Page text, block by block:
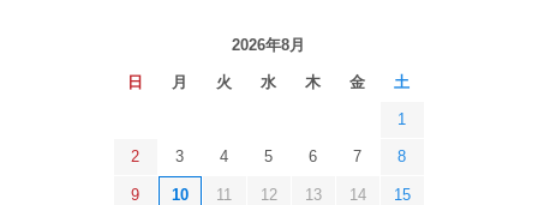
2026年8月
日 月 火 水 木 金 土
1
2 3 4 5 6 7 8
9 10 11 12 13 14 15